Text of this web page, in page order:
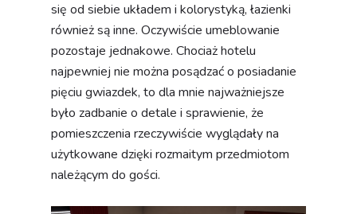
się od siebie układem i kolorystyką, łazienki
również są inne. Oczywiście umeblowanie
pozostaje jednakowe. Chociaż hotelu
najpewniej nie można posądzać o posiadanie
pięciu gwiazdek, to dla mnie najważniejsze
było zadbanie o detale i sprawienie, że
pomieszczenia rzeczywiście wyglądały na
użytkowane dzięki rozmaitym przedmiotom
należącym do gości.